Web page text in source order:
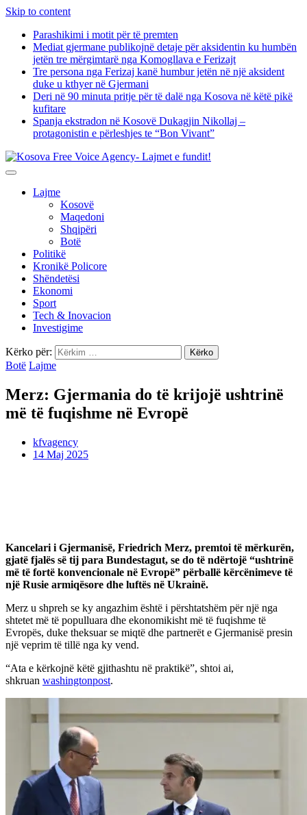
Skip to content
Parashikimi i motit për të premten
Mediat gjermane publikojnë detaje për aksidentin ku humbën
jetën tre mërgimtarë nga Komogllava e Ferizajt
Tre persona nga Ferizaj kanë humbur jetën në një aksident
duke u kthyer në Gjermani
Deri në 90 minuta pritje për të dalë nga Kosova në këtë pikë
kufitare
Spanja ekstradon në Kosovë Dukagjin Nikollaj –
protagonistin e përleshjes te “Bon Vivant”
Lajme
Kosovë
Maqedoni
Shqipëri
Botë
Politikë
Kronikë Policore
Shëndetësi
Ekonomi
Sport
Tech & Inovacion
Investigime
Kërko për:
Botë Lajme
Merz: Gjermania do të krijojë ushtrinë
më të fuqishme në Evropë
kfvagency
14 Maj 2025
Kancelari i Gjermanisë, Friedrich Merz, premtoi të mërkurën,
gjatë fjalës së tij para Bundestagut, se do të ndërtojë “ushtrinë
më të fortë konvencionale në Evropë” përballë kërcënimeve të
një Rusie armiqësore dhe luftës në Ukrainë.
Merz u shpreh se ky angazhim është i përshtatshëm për një nga
shtetet më të populluara dhe ekonomikisht më të fuqishme të
Evropës, duke theksuar se miqtë dhe partnerët e Gjermanisë presin
një veprim të tillë nga ky vend.
“Ata e kërkojnë këtë gjithashtu në praktikë”, shtoi ai,
shkruan washingtonpost.